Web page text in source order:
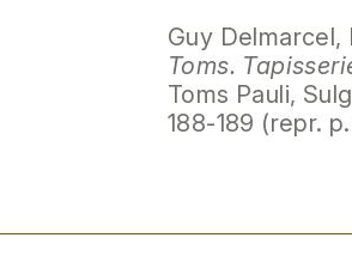
Guy
Toms.
Toms Pauli,
188-189 (repr.